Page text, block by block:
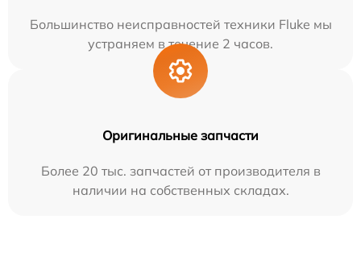
Большинство неисправностей техники Fluke мы
устраняем в течение 2 часов.
Оригинальные запчасти
Более 20 тыс. запчастей от производителя в
наличии на собственных складах.